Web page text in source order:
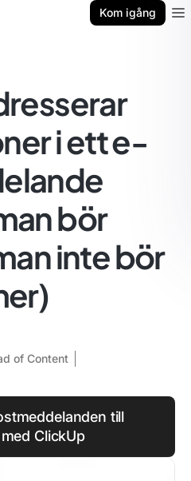
Kom igång
i ett e-
bör
inte bör
of Content
till
ClickUp